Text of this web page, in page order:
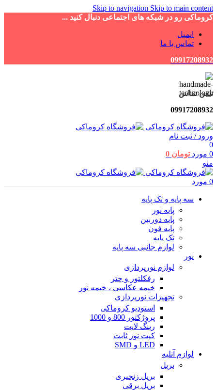
Skip to navigation Skip to main content
کروماکی رو در شبکه های اجتماعی دنبال کنید ...
ایمیل
تماس با ما
09917208932
تلفن تماس
09917208932
ورود / ثبت نام
0
0 مورد تومان
منو
0 مورد
سه پایه و تک پایه
پایه نور
پایه دوربین
پایه فون
تک پایه
لوازم جانبی سه پایه
نور
لوازم نورپردازی
رفکلتور و چتر
خیمه عکاسی ، خیمه نور
تجهیزات نورپردازی
استودیو کروماکی
پروژکتور 800 و 1000
رینگ لایت
کیت نور ثابت
LED و SMD
لوازم آتلیه
بریل
بریل زنجیری
بریل برقی